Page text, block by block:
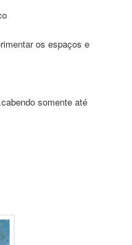
os espaços e
somente até